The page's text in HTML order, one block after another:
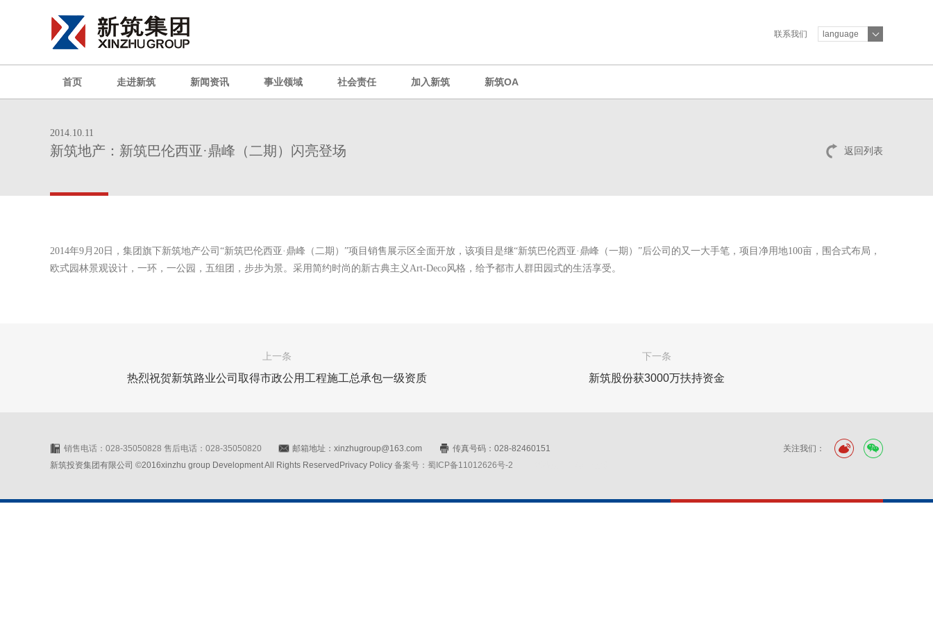
联系我们 language
首页 走进新筑 新闻资讯 事业领域 社会责任 加入新筑 新筑OA
返回列表
2014.10.11
新筑地产：新筑巴伦西亚·鼎峰（二期）闪亮登场
2014年9月20日，集团旗下新筑地产公司“新筑巴伦西亚·鼎峰（二期）”项目销售展示区全面开放，该项目是继“新筑巴伦西亚·鼎峰（一期）”后公司的又一大手笔，项目净用地100亩，围合式布局，
欧式园林景观设计，一环，一公园，五组团，步步为景。采用简约时尚的新古典主义Art-Deco风格，给予都市人群田园式的生活享受。
上一条
热烈祝贺新筑路业公司取得市政公用工程施工总承包一级资质
下一条
新筑股份获3000万扶持资金
关注我们：
销售电话：028-35050828 售后电话：028-35050820 邮箱地址：xinzhugroup@163.com
传真号码：028-82460151
新筑投资集团有限公司 ©2016xinzhu group Development All Rights ReservedPrivacy Policy 备案号：蜀ICP备11012626号-2